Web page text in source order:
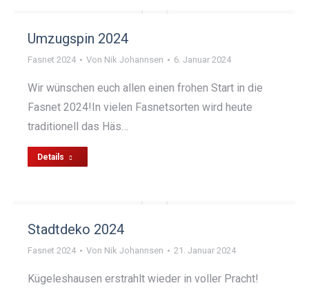
Umzugspin 2024
Fasnet 2024 Von Nik Johannsen 6. Januar 2024
Wir wünschen euch allen einen frohen Start in die
Fasnet 2024!In vielen Fasnetsorten wird heute
traditionell das Häs…
Details
Stadtdeko 2024
Fasnet 2024 Von Nik Johannsen 21. Januar 2024
Kügeleshausen erstrahlt wieder in voller Pracht!